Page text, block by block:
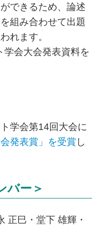
できるため、論述
組み合わせて出題
れます。
会大会発表資料を
学会第14回大会に
発表賞」を受賞 し
バー＞
正巳・堂下 雄輝・